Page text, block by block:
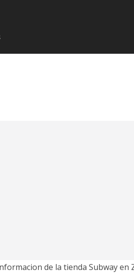
de la tienda Subway en